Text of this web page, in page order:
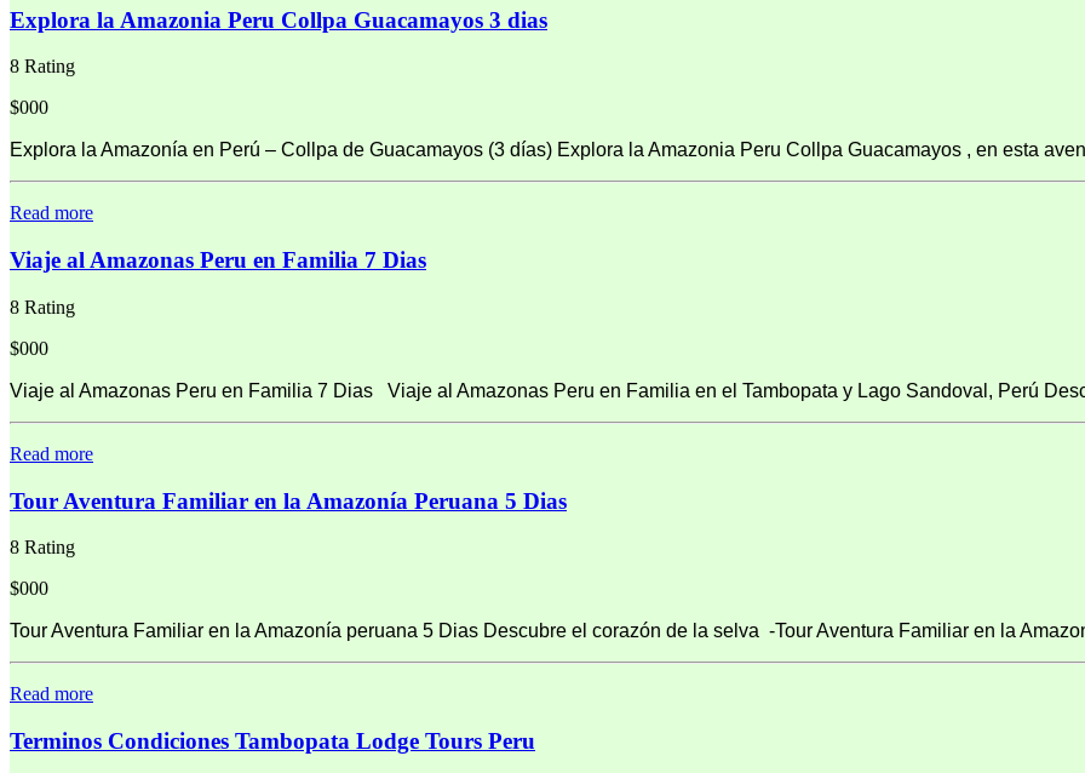
Explora la Amazonia Peru Collpa Guacamayos 3 dias
8 Rating
$000
Explora la Amazonía en Perú – Collpa de Guacamayos (3 días) Explora la Amazonia Peru Collpa Guacamayos , en esta
Read more
Viaje al Amazonas Peru en Familia 7 Dias
8 Rating
$000
Viaje al Amazonas Peru en Familia 7 Dias Viaje al Amazonas Peru en Familia en el Tambopata y Lago Sandoval, Perú
Read more
Tour Aventura Familiar en la Amazonía Peruana 5 Dias
8 Rating
$000
Tour Aventura Familiar en la Amazonía peruana 5 Dias Descubre el corazón de la selva -Tour Aventura Familiar en la
Read more
Terminos Condiciones Tambopata Lodge Tours Peru